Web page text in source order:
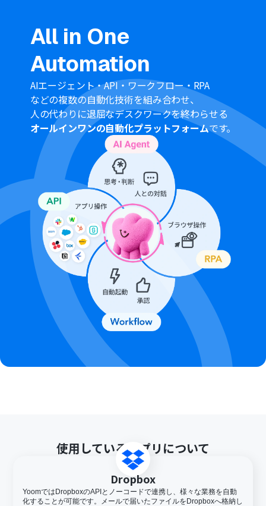
「会社名」の情報を「顧客名」のフィールドに追加する
など、自由に設定してください
■注意事項
DropboxとboardのそれぞれとYoomを連携してくださ
い。
トリガーは5分、10分、15分、30分、60分の間隔で起動
間隔を選択できます。
プランによって最短の起動間隔が異なりますので、ご注意
ください。
OCRのオペレーションはチームプラン・サクセスプラン
でのみご利用いただける機能となっております。フリープ
ラン・ミニプランの場合は設定しているフローボットの
オペレーションはエラーとなりますので、ご注意くださ
い。
チームプランやサクセスプランなどの有料プランは、2週
間の無料トライアルを行うことが可能です。無料トライア
ル中には制限対象のアプリやAI機能（オペレーション）を
使用することができます。
OCRデータは6,500文字以上のデータや文字が小さい場合
などは読み取れない場合があるので、ご注意ください。
boardのマイアプリ連携方法は
こちら
をご参照ください。
ダウンロード可能なファイル容量は最大300MBまでで
す。アプリの仕様によっては300MB未満になる可能性が
あるので、ご注意ください。
トリガー、各オペレーションでの取り扱い可能なファイ
ル容量の詳細は
こちら
All in One
Automation
AIエージェント・API・ワークフロー・RPA
などの複数の自動化技術を組み合わせ、
人の代わりに退屈なデスクワークを終わらせる
オールインワンの自動化プラットフォームです。
使用しているアプリについて
Dropbox
YoomではDropboxのAPIとノーコードで連携し、様々な業務を自動
化することが可能です。メールで届いたファイルをDropboxへ格納し